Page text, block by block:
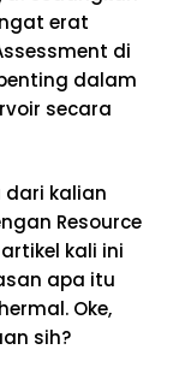
erat
di
dalam
secara
dari kalian
Resource
kali ini
apa itu
Oke,
sih?